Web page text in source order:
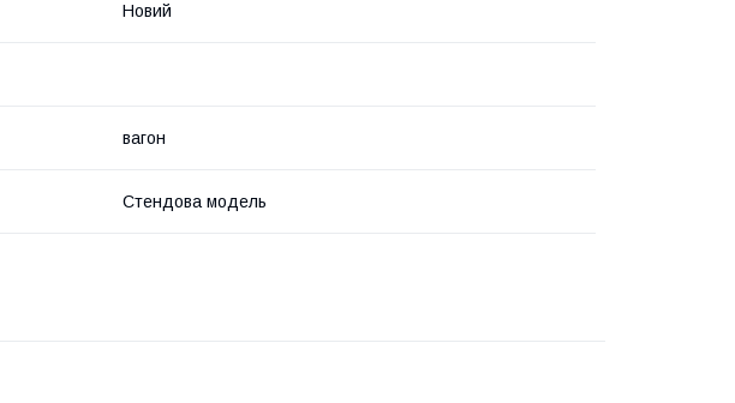
Новий
вагон
Стендова модель